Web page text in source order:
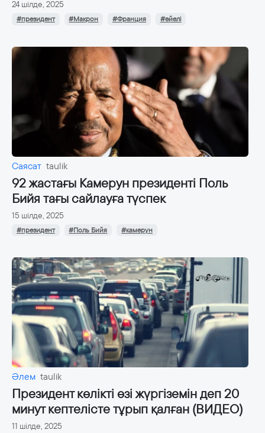
24 шілде, 2025
#президент #Макрон #Франция #әйелі
Саясат taulik
92 жастағы Камерун президенті Поль
Бийя тағы сайлауға түспек
15 шілде, 2025
#президент #Поль Бийя #камерун
Әлем taulik
Президент көлікті өзі жүргіземін деп 20
минут кептелісте тұрып қалған (ВИДЕО)
11 шілде, 2025